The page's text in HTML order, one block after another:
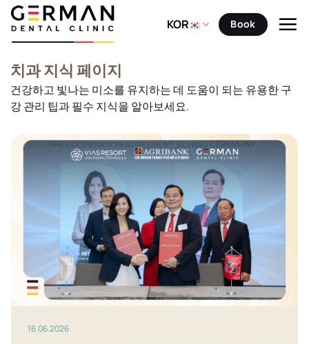
Skip
content
KOR Book
치과 지식 페이지
건강하고 빛나는 미소를 유지하는 데 도움이 되는 유용한 구
강 관리 팁과 필수 지식을 알아보세요.
16.06.2026